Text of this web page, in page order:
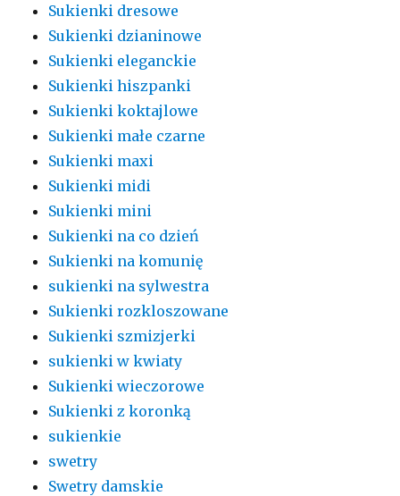
Sukienki dresowe
Sukienki dzianinowe
Sukienki eleganckie
Sukienki hiszpanki
Sukienki koktajlowe
Sukienki małe czarne
Sukienki maxi
Sukienki midi
Sukienki mini
Sukienki na co dzień
Sukienki na komunię
sukienki na sylwestra
Sukienki rozkloszowane
Sukienki szmizjerki
sukienki w kwiaty
Sukienki wieczorowe
Sukienki z koronką
sukienkie
swetry
Swetry damskie